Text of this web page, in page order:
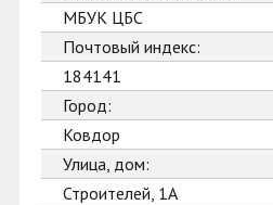
МБУК ЦБС
Почтовый индекс:
184141
Город:
Ковдор
Улица, дом:
Строителей, 1А